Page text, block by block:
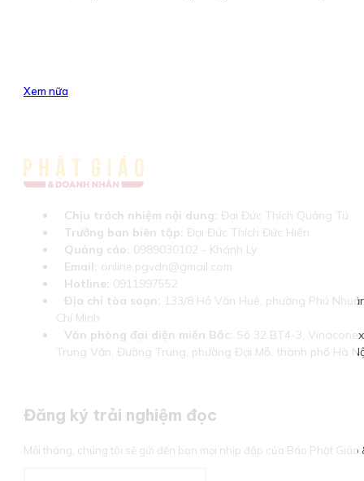
Xem nữa
Chịu trách nhiệm nội dung: Đại Đức Thích Quảng Tú
Trưởng ban biên tập: Đại Đức Thích Đức Hiển
Quảng cáo: 0989030102 - Khánh Ly
Email: online.pgvdn@gmail.com
Hotline: 0911997552
Địa chỉ tòa soạn: 133/8 Hồ Văn Huê, phường Phú
Chí Minh
Văn phòng đại diện miền Bắc: Số 32 BT4-3,
Trung Văn, Đường Trung, phường Đại Mỗ, thành phố Hà
Đăng ký trải nghiệm đọc
Mỗi tháng, chúng tôi sẽ gửi đến bạn mọi nhịp đập của Báo Phật Giáo